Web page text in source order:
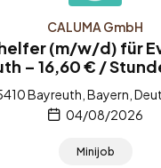
CALUMA GmbH
(m/w/d) für
– 16,60 € /
Bayreuth, Bayern,
04/08/2026
Minijob